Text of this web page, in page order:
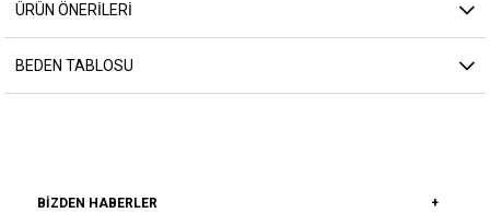
ÜRÜN ÖNERILERI
BEDEN TABLOSU
BIZDEN HABERLER